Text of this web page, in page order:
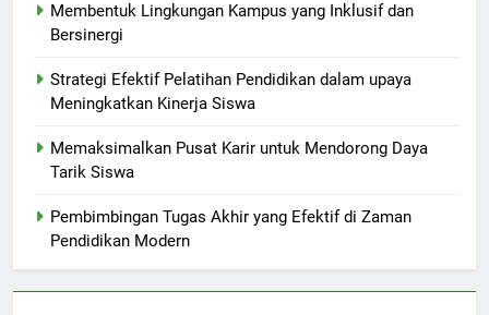
Membentuk Lingkungan Kampus yang Inklusif dan
Bersinergi
Strategi Efektif Pelatihan Pendidikan dalam upaya
Meningkatkan Kinerja Siswa
Memaksimalkan Pusat Karir untuk Mendorong Daya
Tarik Siswa
Pembimbingan Tugas Akhir yang Efektif di Zaman
Pendidikan Modern